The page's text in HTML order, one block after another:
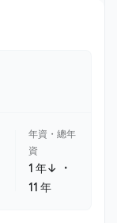
年資・總年
資
1 年↓ ・
11 年